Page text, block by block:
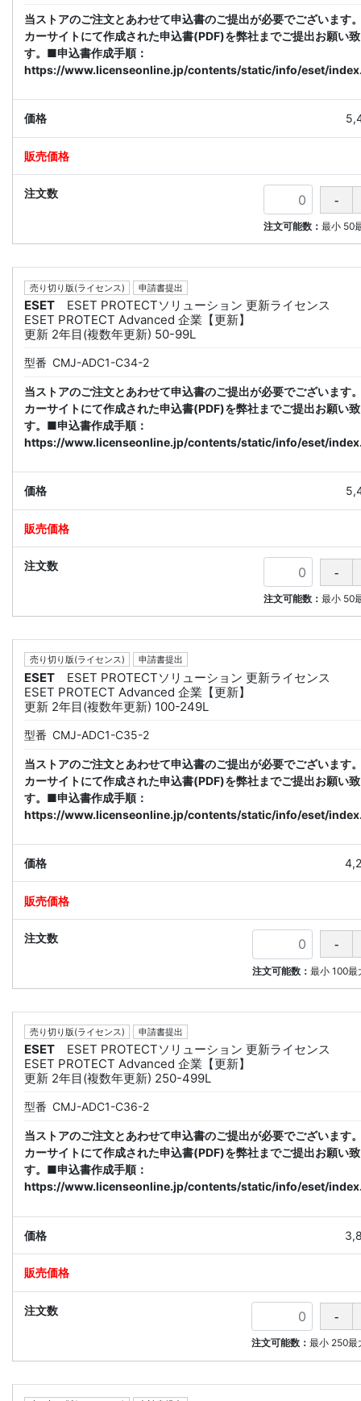
当ストアのご注文とあわせて申込書のご提出が必要でございます
カーサイトにて作成された申込書(PDF)を弊社までご提出お願い
す。■申込書作成手順：
https://www.licenseonline.jp/contents/static/info/eset/
注文可能数： 最小 50
売り切り版(ライセンス) 申請書提出
ESET
ESET PROTECTソリューション 更新ライセンス
ESET PROTECT Advanced 企業【更新】
更新 2年目(複数年更新) 50-99L
型番 CMJ-ADC1-C34-2
当ストアのご注文とあわせて申込書のご提出が必要でございます
カーサイトにて作成された申込書(PDF)を弊社までご提出お願い
す。■申込書作成手順：
https://www.licenseonline.jp/contents/static/info/eset/
注文可能数： 最小 50
売り切り版(ライセンス) 申請書提出
ESET
ESET PROTECTソリューション 更新ライセンス
ESET PROTECT Advanced 企業【更新】
更新 2年目(複数年更新) 100-249L
型番 CMJ-ADC1-C35-2
当ストアのご注文とあわせて申込書のご提出が必要でございます
カーサイトにて作成された申込書(PDF)を弊社までご提出お願い
す。■申込書作成手順：
https://www.licenseonline.jp/contents/static/info/eset/
注文可能数： 最小 100最
売り切り版(ライセンス) 申請書提出
ESET
ESET PROTECTソリューション 更新ライセンス
ESET PROTECT Advanced 企業【更新】
更新 2年目(複数年更新) 250-499L
型番 CMJ-ADC1-C36-2
当ストアのご注文とあわせて申込書のご提出が必要でございます
カーサイトにて作成された申込書(PDF)を弊社までご提出お願い
す。■申込書作成手順：
https://www.licenseonline.jp/contents/static/info/eset/
注文可能数： 最小 250最